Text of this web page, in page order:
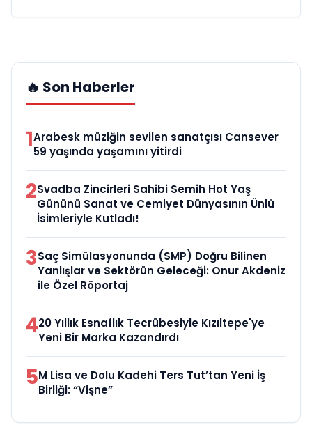
🔥 Son Haberler
1Arabesk müziğin sevilen sanatçısı Cansever
59 yaşında yaşamını yitirdi
2Svadba Zincirleri Sahibi Semih Hot Yaş
Gününü Sanat ve Cemiyet Dünyasının Ünlü
İsimleriyle Kutladı!
3Saç Simülasyonunda (SMP) Doğru Bilinen
Yanlışlar ve Sektörün Geleceği: Onur Akdeniz
ile Özel Röportaj
420 Yıllık Esnaflık Tecrübesiyle Kızıltepe'ye
Yeni Bir Marka Kazandırdı
5M Lisa ve Dolu Kadehi Ters Tut’tan Yeni İş
Birliği: “Vişne”